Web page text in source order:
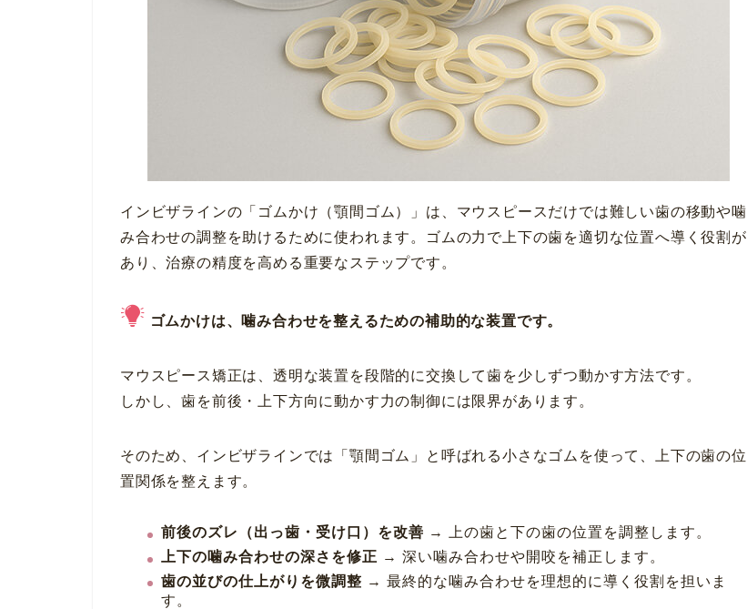
インビザラインの「ゴムかけ（顎間ゴム）」は、マウスピースだけでは難しい歯の移動や噛
み合わせの調整を助けるために使われます。ゴムの力で上下の歯を適切な位置へ導く役割が
あり、治療の精度を高める重要なステップです。
ゴムかけは、噛み合わせを整えるための補助的な装置です。
マウスピース矯正は、透明な装置を段階的に交換して歯を少しずつ動かす方法です。
しかし、歯を前後・上下方向に動かす力の制御には限界があります。
そのため、インビザラインでは「顎間ゴム」と呼ばれる小さなゴムを使って、上下の歯の位
置関係を整えます。
前後のズレ（出っ歯・受け口）を改善 → 上の歯と下の歯の位置を調整します。
上下の噛み合わせの深さを修正 → 深い噛み合わせや開咬を補正します。
歯の並びの仕上がりを微調整 → 最終的な噛み合わせを理想的に導く役割を担いま
す。